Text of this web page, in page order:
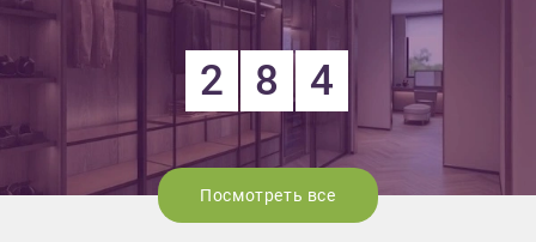
2 8 4
Посмотреть все